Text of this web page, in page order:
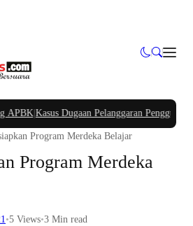
|Kasus Dugaan Pelanggaran Penggunaan Jalur
Program Merdeka Belajar
Program Merdeka
•5 Views•3 Min read